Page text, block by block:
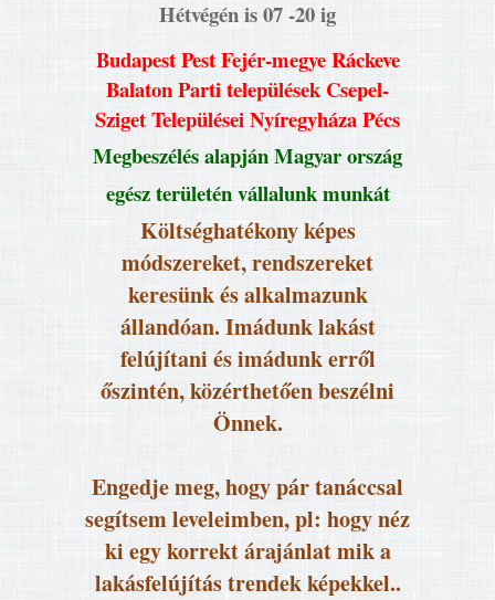
Hétvégén is 07 -20 ig
Budapest Pest Fejér-megye Ráckeve
Balaton Parti települések Csepel-
Sziget Települései Nyíregyháza Pécs
Megbeszélés alapján Magyar ország
egész területén vállalunk munkát
Költséghatékony képes
módszereket, rendszereket
keresünk és alkalmazunk
állandóan. Imádunk lakást
felújítani és imádunk erről
őszintén, közérthetően beszélni
Önnek.
Engedje meg, hogy pár tanáccsal
segítsem leveleimben, pl: hogy néz
ki egy korrekt árajánlat mik a
lakásfelújítás trendek képekkel..